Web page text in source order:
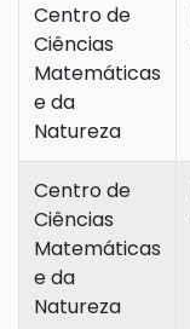
Centro de
Ciências
Matemáticas
e da
Natureza
Centro de
Ciências
Matemáticas
e da
Natureza